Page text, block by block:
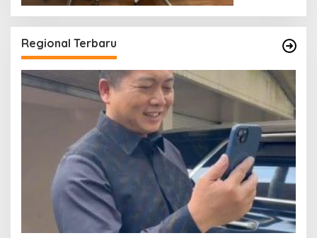
Regional Terbaru